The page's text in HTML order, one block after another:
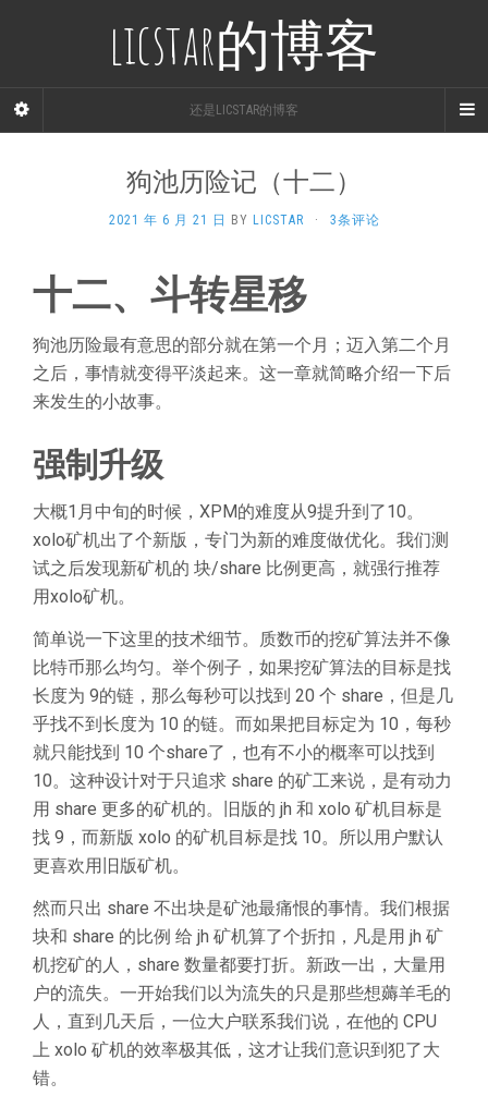
licstar的博客
还是LICSTAR的博客
狗池历险记（十二）
2021 年 6 月 21 日 BY LICSTAR · 3条评论
十二、斗转星移
狗池历险最有意思的部分就在第一个月；迈入第二个月
之后，事情就变得平淡起来。这一章就简略介绍一下后
来发生的小故事。
强制升级
大概1月中旬的时候，XPM的难度从9提升到了10。
xolo矿机出了个新版，专门为新的难度做优化。我们测
试之后发现新矿机的 块/share 比例更高，就强行推荐
用xolo矿机。
简单说一下这里的技术细节。质数币的挖矿算法并不像
比特币那么均匀。举个例子，如果挖矿算法的目标是找
长度为 9的链，那么每秒可以找到 20 个 share，但是几
乎找不到长度为 10 的链。而如果把目标定为 10，每秒
就只能找到 10 个share了，也有不小的概率可以找到
10。这种设计对于只追求 share 的矿工来说，是有动力
用 share 更多的矿机的。旧版的 jh 和 xolo 矿机目标是
找 9，而新版 xolo 的矿机目标是找 10。所以用户默认
更喜欢用旧版矿机。
然而只出 share 不出块是矿池最痛恨的事情。我们根据
块和 share 的比例 给 jh 矿机算了个折扣，凡是用 jh 矿
机挖矿的人，share 数量都要打折。新政一出，大量用
户的流失。一开始我们以为流失的只是那些想薅羊毛的
人，直到几天后，一位大户联系我们说，在他的 CPU
上 xolo 矿机的效率极其低，这才让我们意识到犯了大
错。